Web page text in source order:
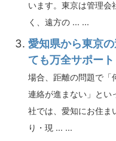
います。東京は管理会
く、遠方の ... ...
愛知県から東京
ても万全サポート
場合、距離の問題で「
連絡が進まない」とい
社では、愛知にお住ま
り・現 ... ...